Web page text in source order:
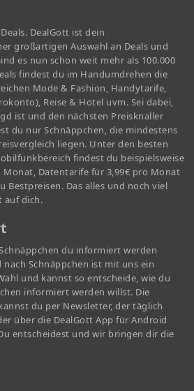
DealGott ist dein
großartigen Auswahl an Deals und
es nun schon weit mehr als 100.000
findest du im Handumdrehen die
Mode & Fashion, Handytarife,
Reise & Hotel uvm. Sei dabei,
ist und den nächsten Preisknaller
du nur Schnäppchen, die mindestens
liegen. Unter den besten
findest du beispielsweise
Datentarife für 3,99€ pro Monat
Bestpreisen. Das alles und noch viel
auf dich.
du informiert werden
nach Schnäppchen ist mit uns ein
und kannst so entscheide, wie du
informiert werden willst. Die
du per Newsletter, der täglich
über die DealGott App für Android
entscheidest und wir bringen dir die